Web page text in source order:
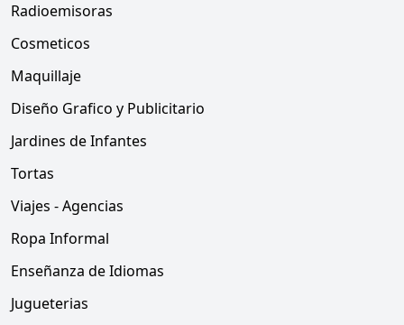
Radioemisoras
Cosmeticos
Maquillaje
Diseño Grafico y Publicitario
Jardines de Infantes
Tortas
Viajes - Agencias
Ropa Informal
Enseñanza de Idiomas
Jugueterias